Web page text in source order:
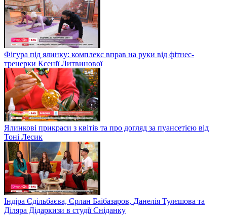
Фігура під ялинку: комплекс вправ на руки від фітнес-
тренерки Ксенії Литвинової
Ялинкові прикраси з квітів та про догляд за пуансетією від
Тоні Лесик
Індіра Єдільбаєва, Єрлан Баібазаров, Данелія Тулєшова та
Діляра Дідаркизи в студії Сніданку